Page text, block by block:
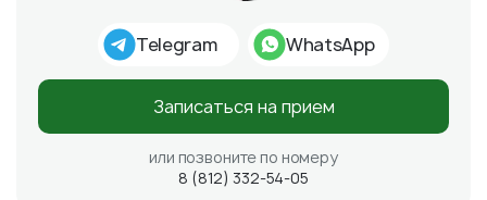
Telegram WhatsApp
Записаться на прием
или позвоните по номеру
8 (812) 332-54-05